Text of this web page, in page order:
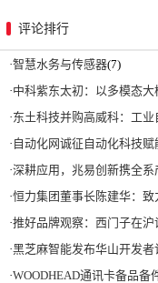
评论排行
·智慧水务与传感器(7)
·中科紫东太初：以多模态
·东土科技并购高威科：工
· 自动化网诚征自动化科技
·深耕应用，兆易创新携全
·恒力集团董事长陈建华：致力于打造全球行业标杆
·推好品牌观察：西门子在沪
·黑芝麻智能发布华山开发
·WOODHEAD通讯卡备品备件：